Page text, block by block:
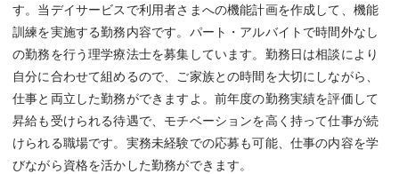
す。当デイサービスで利用者さまへの機能計画を作成して、機能
訓練を実施する勤務内容です。パート・アルバイトで時間外なし
の勤務を行う理学療法士を募集しています。勤務日は相談により
自分に合わせて組めるので、ご家族との時間を大切にしながら、
仕事と両立した勤務ができますよ。前年度の勤務実績を評価して
昇給も受けられる待遇で、モチベーションを高く持って仕事が続
けられる職場です。実務未経験での応募も可能、仕事の内容を学
びながら資格を活かした勤務ができます。